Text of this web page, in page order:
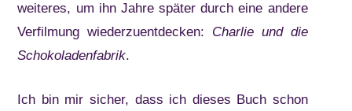
weiteres, um ihn Jahre später durch eine andere
Verfilmung wiederzuentdecken: Charlie und die
Schokoladenfabrik.
Ich bin mir sicher, dass ich dieses Buch schon